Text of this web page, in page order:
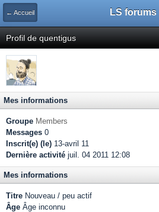
← Accueil LS forums
Profil de quentigus
Mes informations
Groupe Members
Messages 0
Inscrit(e) (le) 13-avril 11
Dernière activité juil. 04 2011 12:08
Mes informations
Titre Nouveau / peu actif
Âge Âge inconnu